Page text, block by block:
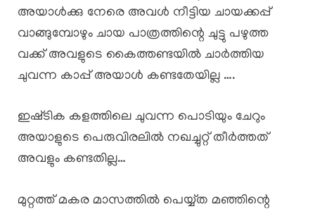
അയാൾക്കു നേരെ അവൾ നീട്ടിയ ചായക്കപ്പ്‌
വാങ്ങുമ്പോഴും ചായ പാത്രത്തിന്റെ ചുട്ടു പഴുത്ത
വക്ക് അവളുടെ കൈത്തണ്ടയിൽ ചാർത്തിയ
ചുവന്ന കാപ്പ് അയാൾ കണ്ടതേയില്ല ….
ഇഷ്‌ടിക കളത്തിലെ ചുവന്ന പൊടിയും ചേറും
അയാളുടെ പെരുവിരലിൽ നഖച്ചുറ്റ് തീർത്തത്
അവളും കണ്ടതില്ല…
മുറ്റത്ത് മകര മാസത്തിൽ പെയ്യ്‌ത മഞ്ഞിന്റെ